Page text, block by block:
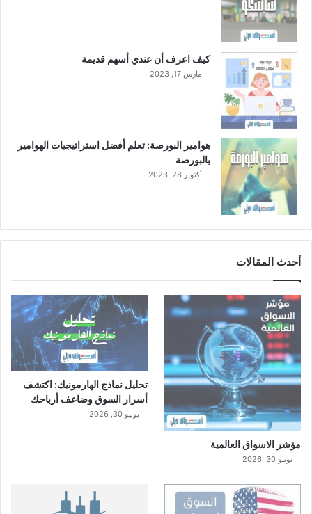
كيف اعرف أن عندي أسهم قديمة
مارس 17, 2023
هوامير البورصة: تعلم أفضل استراتيجيات الهوامير
بالبورصة
أكتوبر 28, 2023
أحدث المقالات
مؤشر الاسواق العالمية
يونيو 30, 2026
تحليل نماذج الهارمونيك: اكتشف
أسرار السوق وضاعف أرباحك
يونيو 30, 2026